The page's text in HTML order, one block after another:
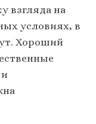
взгляда на
условиях, в
Хороший